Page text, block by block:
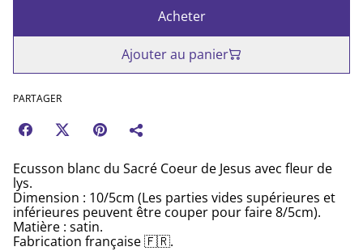
Acheter
Ajouter au panier
PARTAGER
Ecusson blanc du Sacré Coeur de Jesus avec fleur de
lys.
Dimension : 10/5cm (Les parties vides supérieures et
inférieures peuvent être couper pour faire 8/5cm).
Matière : satin.
Fabrication française 🇫🇷.